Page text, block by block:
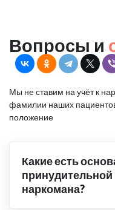
Вопросы и
Мы не ставим на учёт к
фамилии наших
положение
Какие есть
принудительной
наркомана?